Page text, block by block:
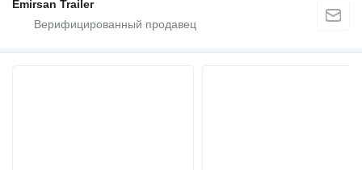
Emirsan Trailer